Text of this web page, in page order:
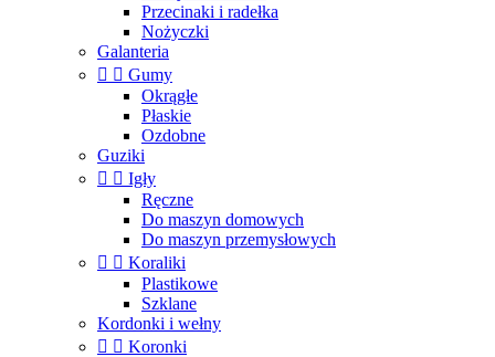
Przecinaki i radełka
Nożyczki
Galanteria
  Gumy
Okrągłe
Płaskie
Ozdobne
Guziki
  Igły
Ręczne
Do maszyn domowych
Do maszyn przemysłowych
  Koraliki
Plastikowe
Szklane
Kordonki i wełny
  Koronki